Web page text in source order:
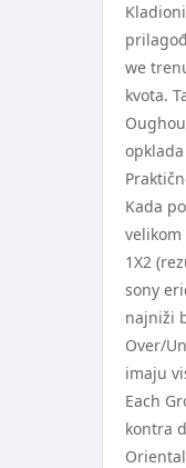
we
kvota.
Kada
1X2
sony
najniži
Over/
imaju
Each
kontra